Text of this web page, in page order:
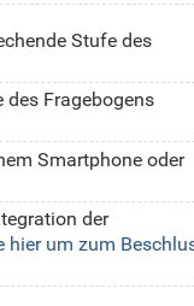
Stufe des
des Fragebogens
Smartphone oder
der
hier um zum